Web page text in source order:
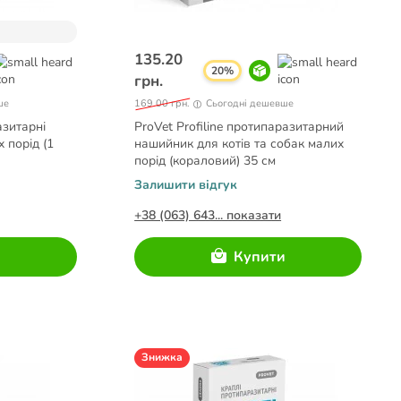
порід (1
135.20
грн.
20%
169.00 грн. Сьогодні дешевше
ProVet Profiline протипаразитарний
нашийник для котів та собак малих
порід (кораловий) 35 см
Залишити відгук
+38 (063) 643... показати
Купити
Знижка